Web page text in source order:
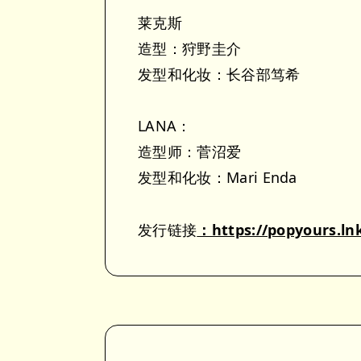
莱克斯
造型：狩野圭介
发型和化妆：长谷部笃希
LANA：
造型师：菅沼爱
发型和化妆：Mari Enda
发行链接 ：https://